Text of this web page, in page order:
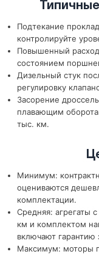
Подтекание
контролируйте
Повышенный
состоянием
Дизельный стук
регулировку
Засорение
плавающим
тыс. км.
Минимум:
оцениваются
комплектации.
Средняя: агрегаты
км и комплектом
включают гарантию
Максимум: моторы